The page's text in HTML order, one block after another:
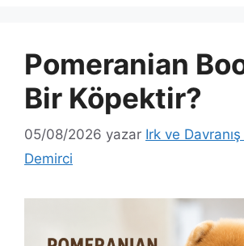
Pomeranian
Bir Köpektir?
05/08/2026 yazar Irk ve
Demirci